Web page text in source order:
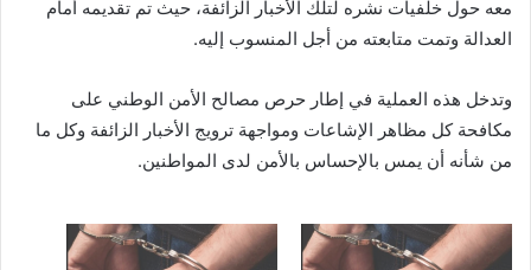
معه حول خلفيات نشره لتلك الأخبار الزائفة، حيث تم تقديمه أمام
العدالة وتمت متابعته من أجل المنسوب إليه.
وتدخل هذه العملية في إطار حرص مصالح الأمن الوطني على
مكافحة كل مظاهر الإشاعات ومواجهة ترويج الأخبار الزائفة وكل ما
من شأنه أن يمس بالإحساس بالأمن لدى المواطنين.